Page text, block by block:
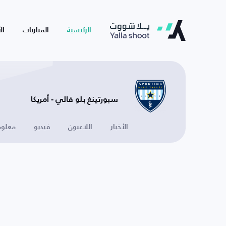
الرئيسية المباريات
سبورتينغ بلو فالي - أمريكا
الأخبار اللاعبون فيديو